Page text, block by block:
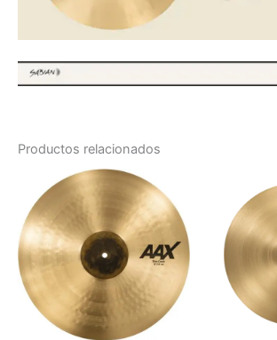
Productos relacionados